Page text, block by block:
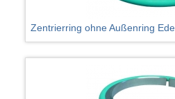
Zentrierring ohne Außenring